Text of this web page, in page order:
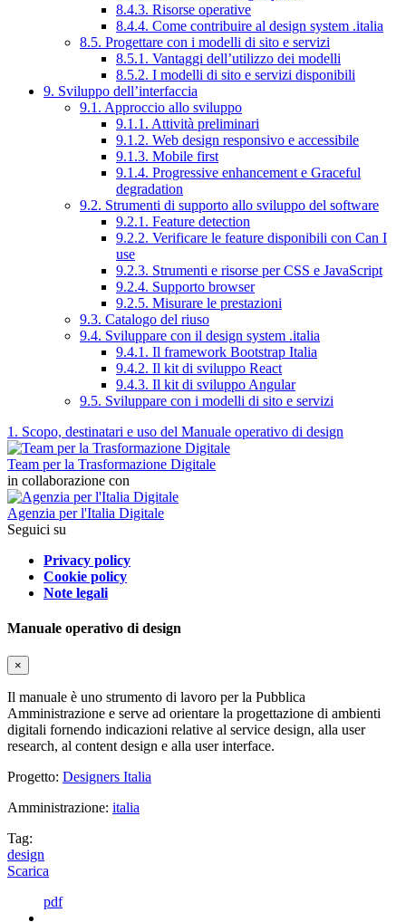
8.4.3. Risorse operative
8.4.4. Come contribuire al design system .italia
8.5. Progettare con i modelli di sito e servizi
8.5.1. Vantaggi dell’utilizzo dei modelli
8.5.2. I modelli di sito e servizi disponibili
9. Sviluppo dell’interfaccia
9.1. Approccio allo sviluppo
9.1.1. Attività preliminari
9.1.2. Web design responsivo e accessibile
9.1.3. Mobile first
9.1.4. Progressive enhancement e Graceful
degradation
9.2. Strumenti di supporto allo sviluppo del software
9.2.1. Feature detection
9.2.2. Verificare le feature disponibili con Can I
use
9.2.3. Strumenti e risorse per CSS e JavaScript
9.2.4. Supporto browser
9.2.5. Misurare le prestazioni
9.3. Catalogo del riuso
9.4. Sviluppare con il design system .italia
9.4.1. Il framework Bootstrap Italia
9.4.2. Il kit di sviluppo React
9.4.3. Il kit di sviluppo Angular
9.5. Sviluppare con i modelli di sito e servizi
1. Scopo, destinatari e uso del Manuale operativo di design
Team per la Trasformazione Digitale
in collaborazione con
Agenzia per l'Italia Digitale
Seguici su
Privacy policy
Cookie policy
Note legali
Manuale operativo di design
×
Il manuale è uno strumento di lavoro per la Pubblica
Amministrazione e serve ad orientare la progettazione di ambienti
digitali fornendo indicazioni relative al service design, alla user
research, al content design e alla user interface.
Progetto: Designers Italia
Amministrazione: italia
Tag:
design
Scarica
pdf